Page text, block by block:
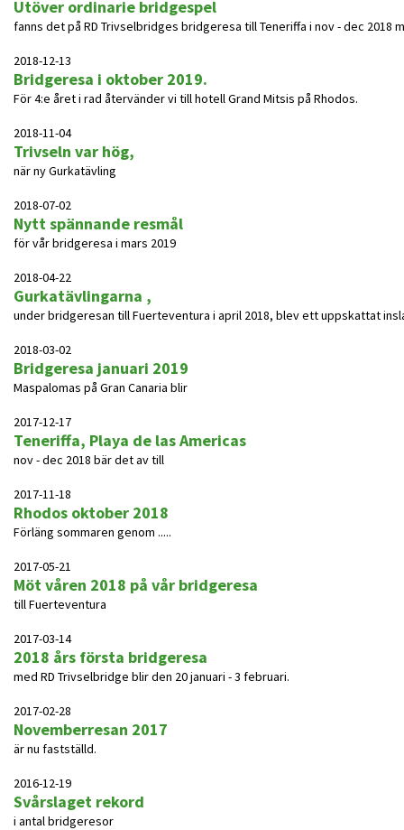
Utöver ordinarie bridgespel
fanns det på RD Trivselbridges bridgeresa till Teneriffa i nov - dec 2018
2018-12-13
Bridgeresa i oktober 2019.
För 4:e året i rad återvänder vi till hotell Grand Mitsis på Rhodos.
2018-11-04
Trivseln var hög,
när ny Gurkatävling
2018-07-02
Nytt spännande resmål
för vår bridgeresa i mars 2019
2018-04-22
Gurkatävlingarna ,
under bridgeresan till Fuerteventura i april 2018, blev ett uppskattat
2018-03-02
Bridgeresa januari 2019
Maspalomas på Gran Canaria blir
2017-12-17
Teneriffa, Playa de las Americas
nov - dec 2018 bär det av till
2017-11-18
Rhodos oktober 2018
Förläng sommaren genom .....
2017-05-21
Möt våren 2018 på vår bridgeresa
till Fuerteventura
2017-03-14
2018 års första bridgeresa
med RD Trivselbridge blir den 20 januari - 3 februari.
2017-02-28
Novemberresan 2017
är nu fastställd.
2016-12-19
Svårslaget rekord
i antal bridgeresor